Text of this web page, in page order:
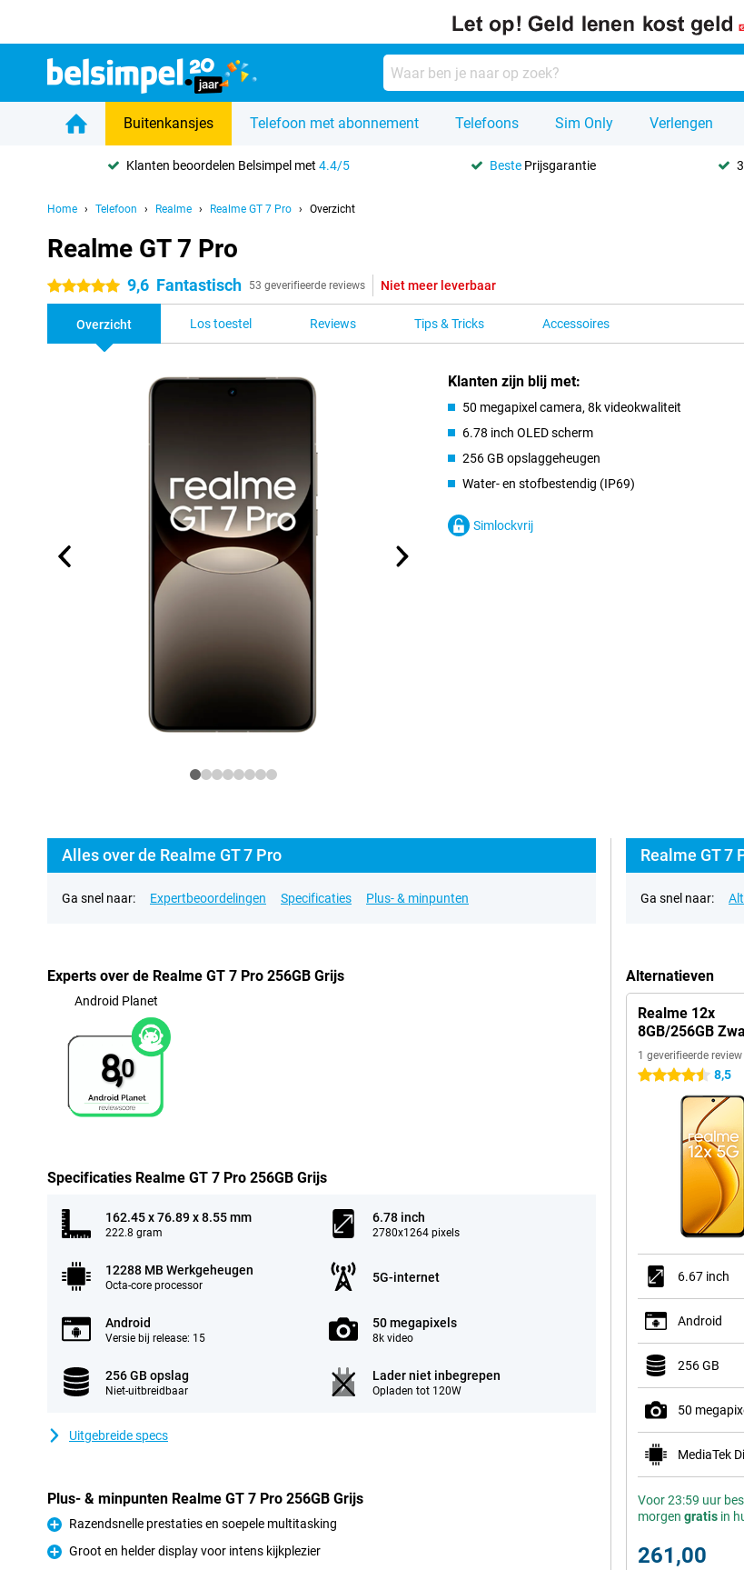
Buitenkansjes Telefoon met abonnement Telefoons Sim Only Verlengen
Klanten beoordelen Belsimpel met4.4/5 Beste Prijsgarantie
Home Telefoon Realme Realme GT 7 Pro Overzicht
Realme GT 7 Pro
5 sterren 9,6 Fantastisch 53 geverifieerde reviews Niet meer leverbaar
Overzicht Los toestel Reviews Tips & Tricks Accessoires
Klanten zijn blij met:
50 megapixel camera, 8k videokwaliteit
6.78 inch OLED scherm
256 GB opslaggeheugen
Water- en stofbestendig (IP69)
Simlockvrij
Alles over de Realme GT 7 Pro
Ga snel naar: Expertbeoordelingen Specificaties Plus- & minpunten
Experts over de Realme GT 7 Pro 256GB Grijs
Android Planet
8,0
Specificaties Realme GT 7 Pro 256GB Grijs
162.45 x 76.89 x 8.55 mm
222.8 gram
6.78 inch
2780x1264 pixels
12288 MB Werkgeheugen
Octa-core processor
5G-internet
Android
Versie bij release: 15
50 megapixels
8k video
256 GB opslag
Niet-uitbreidbaar
Lader niet inbegrepen
Opladen tot 120W
Uitgebreide specs
Plus- & minpunten Realme GT 7 Pro 256GB Grijs
Pluspunt
Razendsnelle prestaties en soepele multitasking
Pluspunt
Groot en helder display voor intens kijkplezier
Realme GT 7
Ga snel naar:
Alternatieven
Realme 12x
8GB/256GB
1 geverifieerde review
4.5 sterren 8,5
6.67 inch
Android
256 GB
50
Voor 23:59 uur
morgen gratis in
261,00